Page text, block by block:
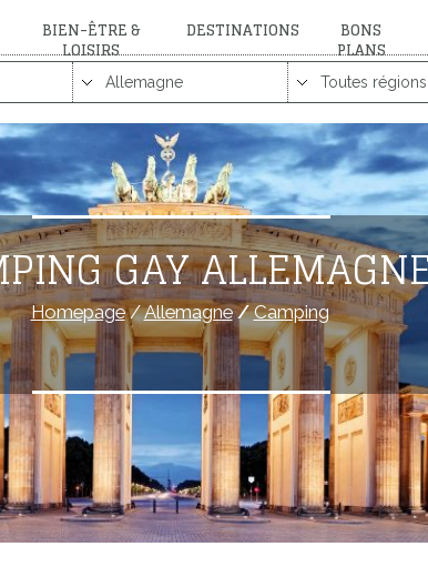
BIEN-ÊTRE &
LOISIRS
DESTINATIONS BONS
PLANS
GAY
Homepage/Allemagne/Camping